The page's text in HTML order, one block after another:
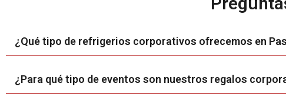
¿Qué tipo de refrigerios corporativos ofrecemos en
¿Para qué tipo de eventos son nuestros regalos